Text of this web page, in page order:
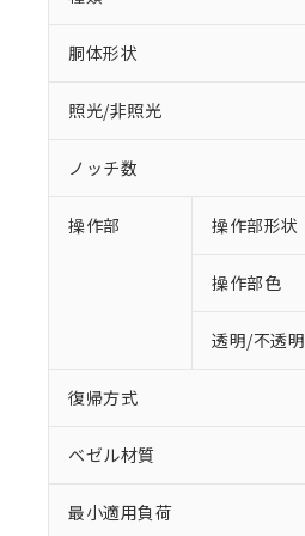
胴体形状
照光/非照光
ノッチ数
操作部 操作部形状
操作部色
透明/不透明
復帰方式
ベゼル材質
最小適用負荷